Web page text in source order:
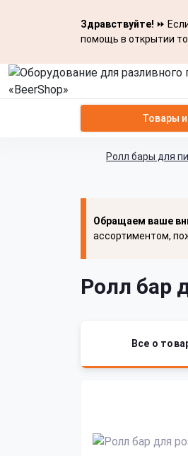
Здравствуйте! ⏩
помощь в открытии
Товары и
Ролл бары для
Обращаем ваше
ассортиментом,
Ролл бар
Все о